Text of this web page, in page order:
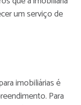
um serviço de
imobiliárias é
Para